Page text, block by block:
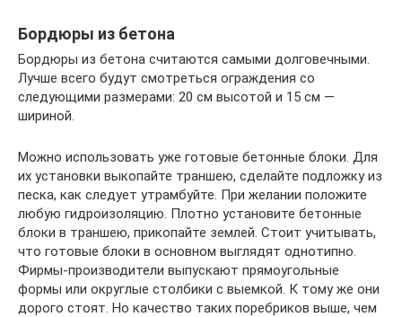
Бордюры из бетона
Бордюры из бетона считаются самыми долговечными.
Лучше всего будут смотреться ограждения со
следующими размерами: 20 см высотой и 15 см —
шириной.
Можно использовать уже готовые бетонные блоки. Для
их установки выкопайте траншею, сделайте подложку из
песка, как следует утрамбуйте. При желании положите
любую гидроизоляцию. Плотно установите бетонные
блоки в траншею, прикопайте землей. Стоит учитывать,
что готовые блоки в основном выглядят однотипно.
Фирмы-производители выпускают прямоугольные
формы или округлые столбики с выемкой. К тому же они
дорого стоят. Но качество таких поребриков выше, чем